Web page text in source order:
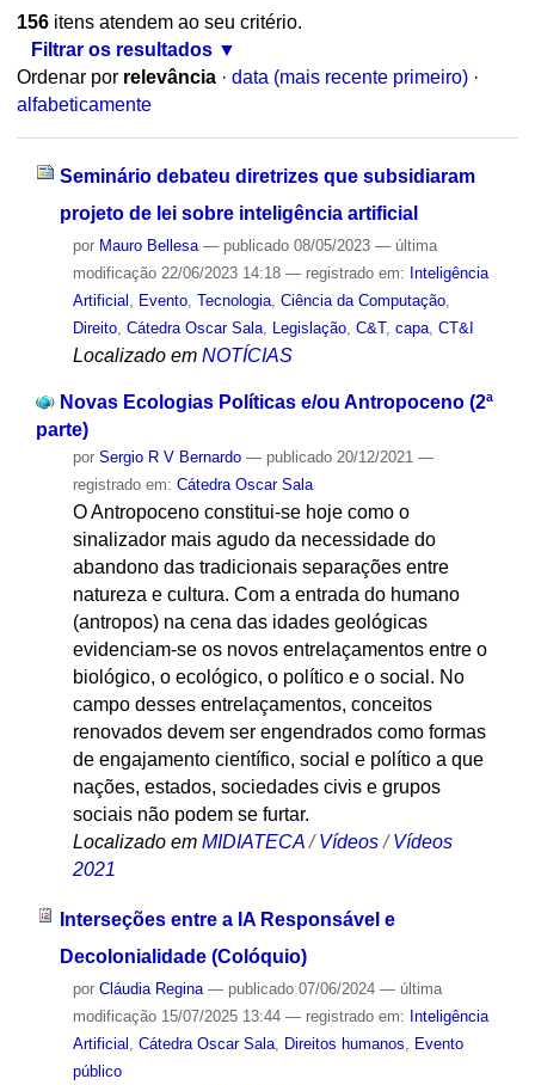
156itens atendem ao seu critério.
Filtrar os resultados
Ordenar por relevância · data (mais recente primeiro) ·
alfabeticamente
Seminário debateu diretrizes que subsidiaram
projeto de lei sobre inteligência artificial
por Mauro Bellesa — publicado08/05/2023 — última
modificação22/06/2023 14:18 — registrado em: Inteligência
Artificial
Evento, Tecnologia, Ciência da Computação,
Direito, Cátedra Oscar Sala, Legislação, C&T, capa, CT&I
Localizado em NOTÍCIAS
Novas Ecologias Políticas e/ou Antropoceno (2ª
parte)
por Sergio R V Bernardo — publicado20/12/2021 —
registrado em: Cátedra Oscar Sala
O Antropoceno constitui-se hoje como o
sinalizador mais agudo da necessidade do
abandono das tradicionais separações entre
natureza e cultura. Com a entrada do humano
(antropos) na cena das idades geológicas
evidenciam-se os novos entrelaçamentos entre o
biológico, o ecológico, o político e o social. No
campo desses entrelaçamentos, conceitos
renovados devem ser engendrados como formas
de engajamento científico, social e político a que
nações, estados, sociedades civis e grupos
sociais não podem se furtar.
Localizado em MIDIATECA /Vídeos /Vídeos
2021
Interseções entre a IA Responsável e
Decolonialidade (Colóquio)
por Cláudia Regina — publicado07/06/2024 — última
modificação15/07/2025 13:44 — registrado em: Inteligência
Artificial , Cátedra Oscar Sala, Direitos humanos, Evento
público